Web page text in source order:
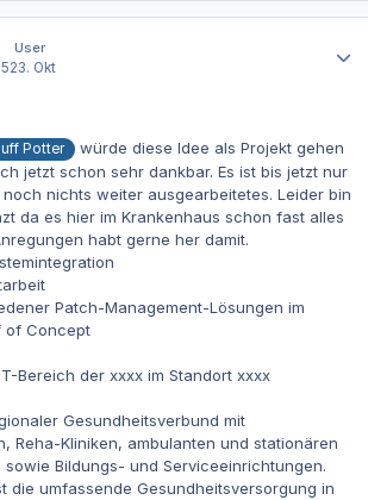
User
23. Okt
Potter
würde diese Idee als Projekt gehen
jetzt schon sehr dankbar. Es ist bis jetzt nur
nichts weiter ausgearbeitetes. Leider bin
da es hier im Krankenhaus schon fast alles
habt gerne her damit.
Patch-Management-Lösungen im
of Concept
Bereich der xxxx im Standort xxxx
Gesundheitsverbund mit
Reha-Kliniken, ambulanten und stationären
Bildungs- und Serviceeinrichtungen.
die umfassende Gesundheitsversorgung in